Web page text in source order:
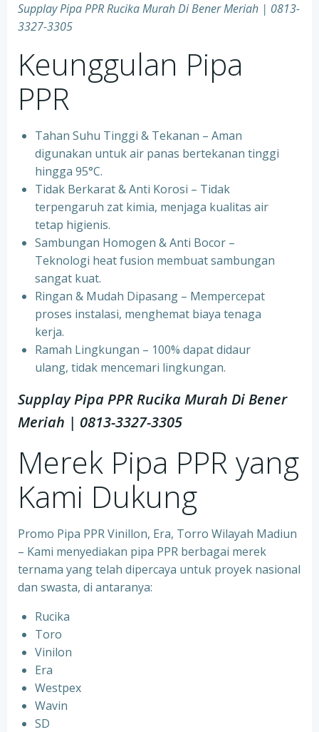
Supplay Pipa PPR Rucika Murah Di Bener Meriah | 0813-
3327-3305
Keunggulan Pipa
PPR
Tahan Suhu Tinggi & Tekanan – Aman
digunakan untuk air panas bertekanan tinggi
hingga 95°C.
⁠Tidak Berkarat & Anti Korosi – Tidak
terpengaruh zat kimia, menjaga kualitas air
tetap higienis.
⁠Sambungan Homogen & Anti Bocor –
Teknologi heat fusion membuat sambungan
sangat kuat.
⁠Ringan & Mudah Dipasang – Mempercepat
proses instalasi, menghemat biaya tenaga
kerja.
⁠Ramah Lingkungan – 100% dapat didaur
ulang, tidak mencemari lingkungan.
Supplay Pipa PPR Rucika Murah Di Bener
Meriah | 0813-3327-3305
Merek Pipa PPR yang
Kami Dukung
Promo Pipa PPR Vinillon, Era, Torro Wilayah Madiun
– Kami menyediakan pipa PPR berbagai merek
ternama yang telah dipercaya untuk proyek nasional
dan swasta, di antaranya:
Rucika
⁠Toro
⁠Vinilon
⁠Era
⁠Westpex
⁠Wavin
⁠SD